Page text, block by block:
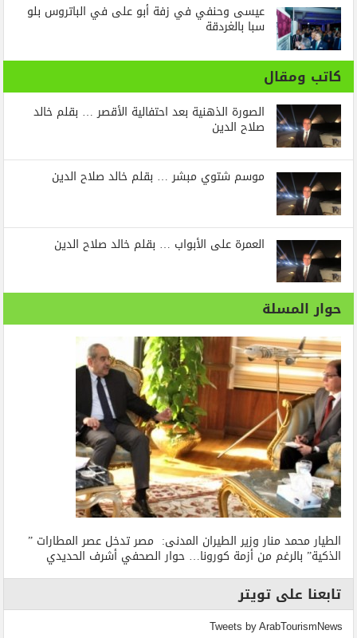
عيسى وحنفي في زفة أبو على في الباتروس بلو
سبا بالغردقة
كاتب ومقال
الصورة الذهنية بعد احتفالية الأقصر … بقلم خالد
صلاح الدين
موسم شتوي مبشر … بقلم خالد صلاح الدين
العمرة على الأبواب … بقلم خالد صلاح الدين
حوار المسلة
الطيار محمد منار وزير الطيران المدنى: مصر تدخل عصر المطارات ”
الذكية” بالرغم من أزمة كورونا… حوار الصحفي أشرف الحديدي
تابعنا على تويتر
Tweets by ArabTourismNews